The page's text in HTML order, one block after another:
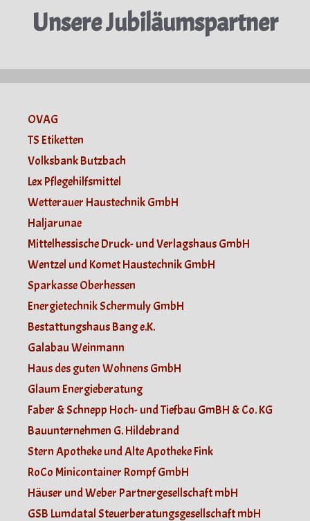
Unsere Jubiläumspartner
OVAG
TS Etiketten
Volksbank Butzbach
Lex Pflegehilfsmittel
Wetterauer Haustechnik GmbH
Haljarunae
Mittelhessische Druck- und Verlagshaus GmbH
Wentzel und Komet Haustechnik GmbH
Sparkasse Oberhessen
Energietechnik Schermuly GmbH
Bestattungshaus Bang e.K.
Galabau Weinmann
Haus des guten Wohnens GmbH
Glaum Energieberatung
Faber & Schnepp Hoch- und Tiefbau GmBH & Co. KG
Bauunternehmen G. Hildebrand
Stern Apotheke und Alte Apotheke Fink
RoCo Minicontainer Rompf GmbH
Häuser und Weber Partnergesellschaft mbH
GSB Lumdatal Steuerberatungsgesellschaft mbH